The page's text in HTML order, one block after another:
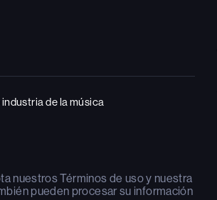
de la música
nuestrosTérminos de usoy nuestra
pueden procesar su información